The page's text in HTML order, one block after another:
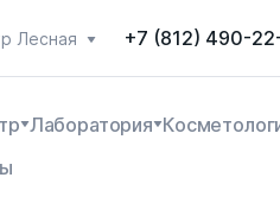
Лесная +7 (812) 490-
Лаборатория